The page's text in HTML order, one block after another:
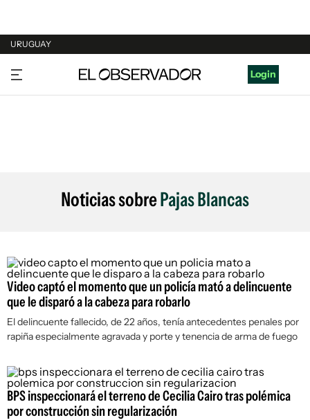
URUGUAY
URUGUAY
ARGENTINA
Login
Noticias sobrePajas Blancas
Video captó el momento que un policía mató a delincuente
que le disparó a la cabeza para robarlo
El delincuente fallecido, de 22 años, tenía antecedentes penales por
rapiña especialmente agravada y porte y tenencia de arma de fuego
BPS inspeccionará el terreno de Cecilia Cairo tras polémica
por construcción sin regularización